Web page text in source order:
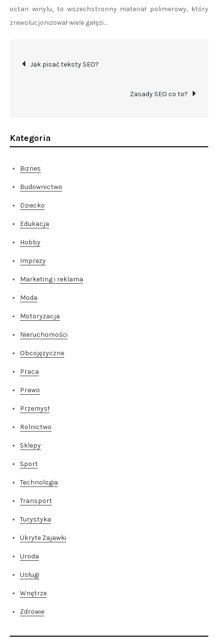
octan winylu, to wszechstronny materiał polimerowy, który
zrewolucjonizował wiele gałęzi…
Nawigacja
Jak pisać teksty SEO?
Zasady SEO co to?
Kategoria
Biznes
Budownictwo
Dziecko
Edukacja
Hobby
Imprezy
Marketing i reklama
Moda
Motoryzacja
Nieruchomości
Obcojęzyczne
Praca
Prawo
Przemysł
Rolnictwo
Sklepy
Sport
Technologia
Transport
Turystyka
Ukryte Zajawki
Uroda
Usługi
Wnętrze
Zdrowie